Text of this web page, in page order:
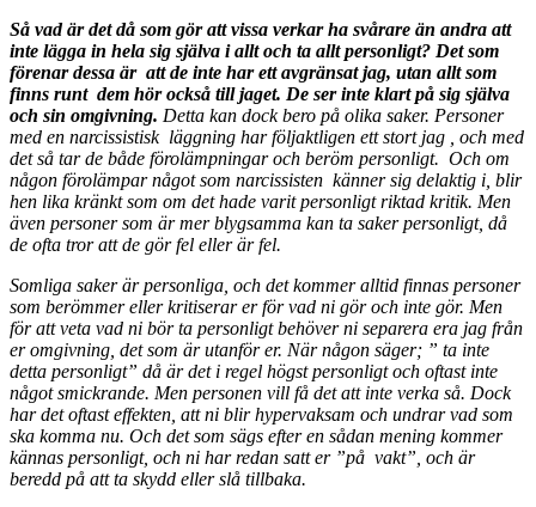
Så vad är det då som gör att vissa verkar ha svårare än andra att
inte lägga in hela sig själva i allt och ta allt personligt? Det som
förenar dessa är att de inte har ett avgränsat jag, utan allt som
finns runt dem hör också till jaget. De ser inte klart på sig själva
och sin omgivning. Detta kan dock bero på olika saker. Personer
med en narcissistisk läggning har följaktligen ett stort jag , och med
det så tar de både förolämpningar och beröm personligt. Och om
någon förolämpar något som narcissisten känner sig delaktig i, blir
hen lika kränkt som om det hade varit personligt riktad kritik. Men
även personer som är mer blygsamma kan ta saker personligt, då
de ofta tror att de gör fel eller är fel.
Somliga saker är personliga, och det kommer alltid finnas personer
som berömmer eller kritiserar er för vad ni gör och inte gör. Men
för att veta vad ni bör ta personligt behöver ni separera era jag från
er omgivning, det som är utanför er. När någon säger; ” ta inte
detta personligt” då är det i regel högst personligt och oftast inte
något smickrande. Men personen vill få det att inte verka så. Dock
har det oftast effekten, att ni blir hypervaksam och undrar vad som
ska komma nu. Och det som sägs efter en sådan mening kommer
kännas personligt, och ni har redan satt er ”på vakt”, och är
beredd på att ta skydd eller slå tillbaka.